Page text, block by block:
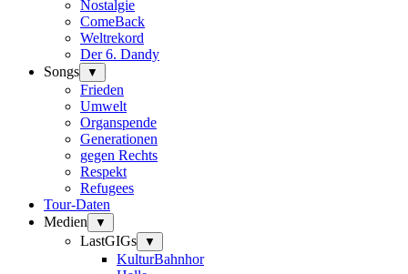
Nostalgie
ComeBack
Weltrekord
Der 6. Dandy
Songs
▼
Frieden
Umwelt
Organspende
Generationen
gegen Rechts
Respekt
Refugees
Tour-Daten
Medien
▼
LastGIGs ▼
KulturBahnhor